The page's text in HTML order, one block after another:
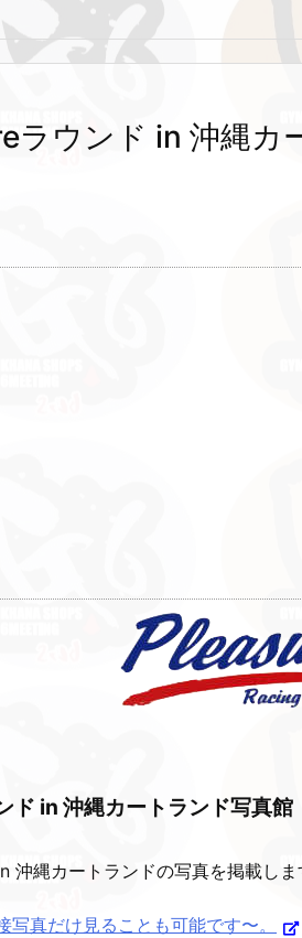
ラウンド in 沖縄カ
ド in 沖縄カートランド写真館
沖縄カートランドの写真を掲載しま
真だけ見ることも可能です〜。